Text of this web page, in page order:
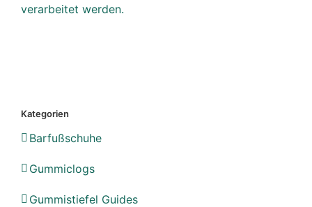
verarbeitet werden.
Kategorien
Barfußschuhe
Gummiclogs
Gummistiefel Guides